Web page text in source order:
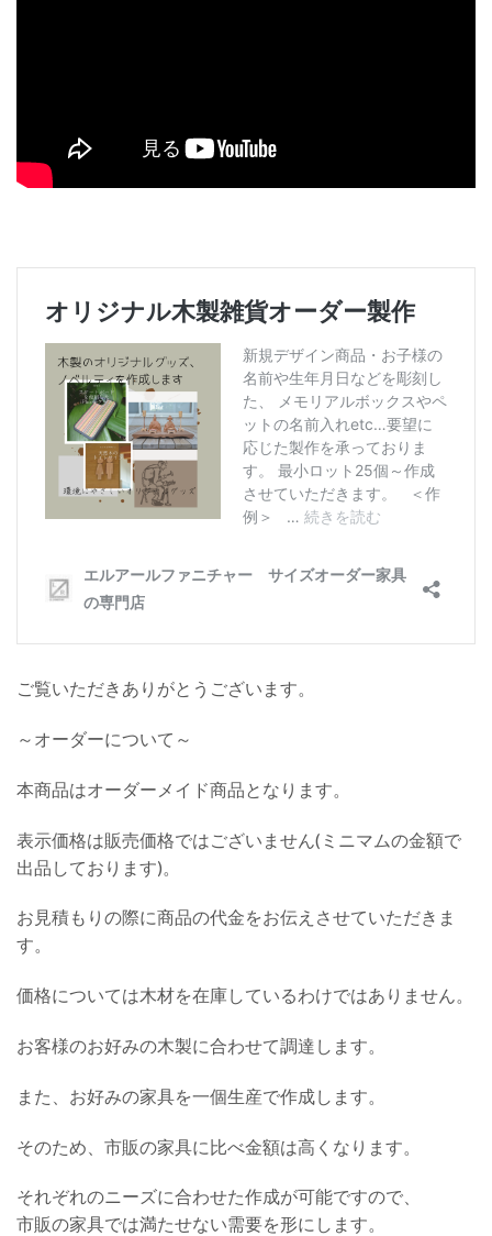
ご覧いただきありがとうございます。
～オーダーについて～
本商品はオーダーメイド商品となります。
表示価格は販売価格ではございません(ミニマムの金額で
出品しております)。
お見積もりの際に商品の代金をお伝えさせていただきま
す。
価格については木材を在庫しているわけではありません。
お客様のお好みの木製に合わせて調達します。
また、お好みの家具を一個生産で作成します。
そのため、市販の家具に比べ金額は高くなります。
それぞれのニーズに合わせた作成が可能ですので、
市販の家具では満たせない需要を形にします。